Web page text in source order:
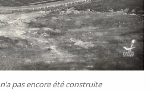
pas encore été construite